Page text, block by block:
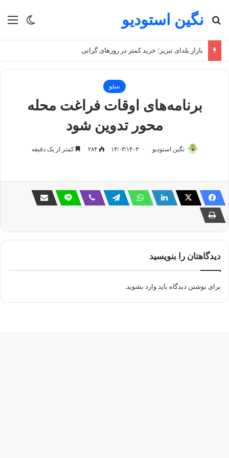
تغییر نگین استودیو
جستجو برای
بازار یلدای تبریز؛ خرید کمتر در روزهای گرانی
سئو
برنامه‌های اوقات فراغت محله
محور تدوین شود
نگین استودیو ۱۳/۰۳/۱۴۰۳ ۲۸۴ کمتر از یک دقیقه
دیدگاهتان را بنویسید
برای نوشتن دیدگاه باید وارد بشوید.